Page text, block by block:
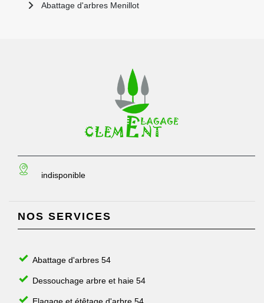
Abattage d'arbres Menillot
indisponible
NOS SERVICES
Abattage d'arbres 54
Dessouchage arbre et haie 54